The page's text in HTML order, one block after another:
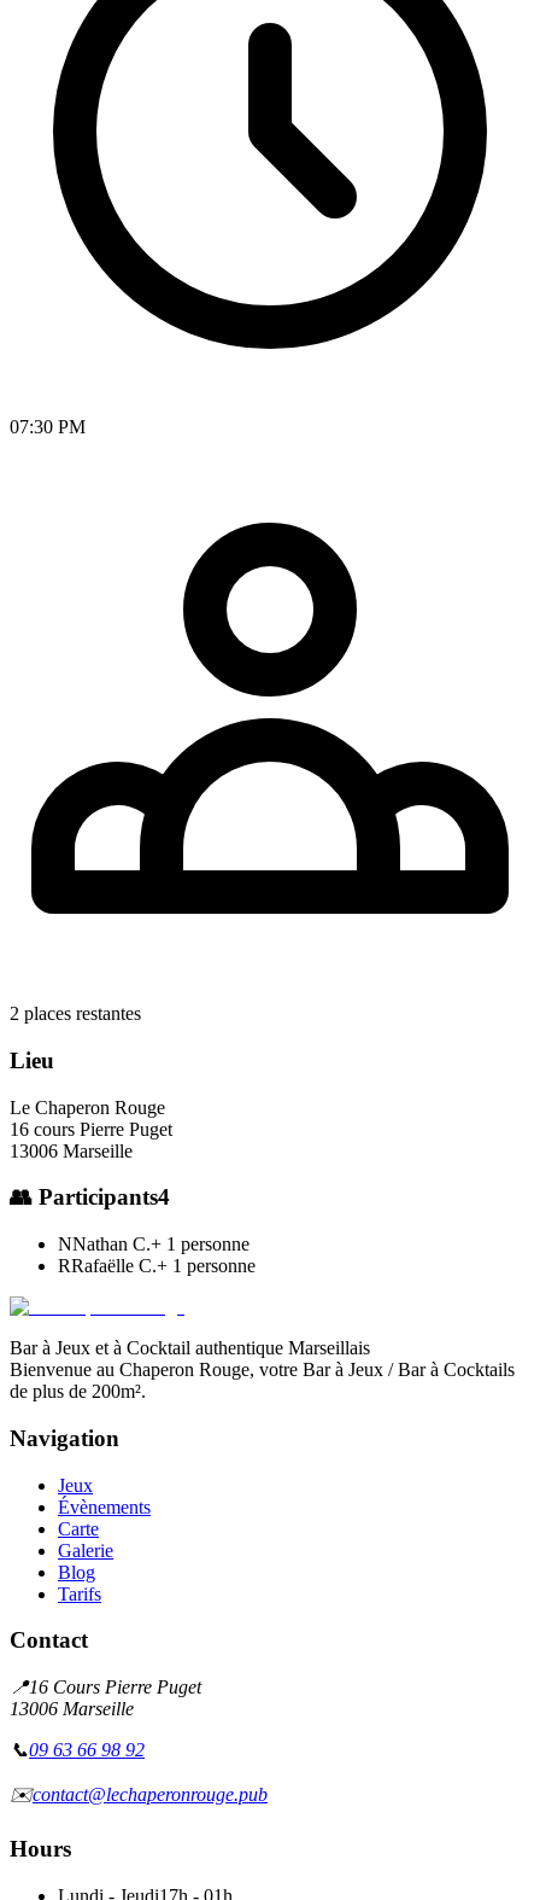
07:30 PM
2 places restantes
Lieu
Le Chaperon Rouge
16 cours Pierre Puget
13006 Marseille
👥 Participants4
NNathan C.+ 1 personne
RRafaëlle C.+ 1 personne
Bar à Jeux et à Cocktail authentique Marseillais
Bienvenue au Chaperon Rouge, votre Bar à Jeux / Bar à Cocktails
de plus de 200m².
Navigation
Jeux
Évènements
Carte
Galerie
Blog
Tarifs
Contact
📍16 Cours Pierre Puget
13006 Marseille
📞09 63 66 98 92
✉️contact@lechaperonrouge.pub
Hours
Lundi - Jeudi17h - 01h